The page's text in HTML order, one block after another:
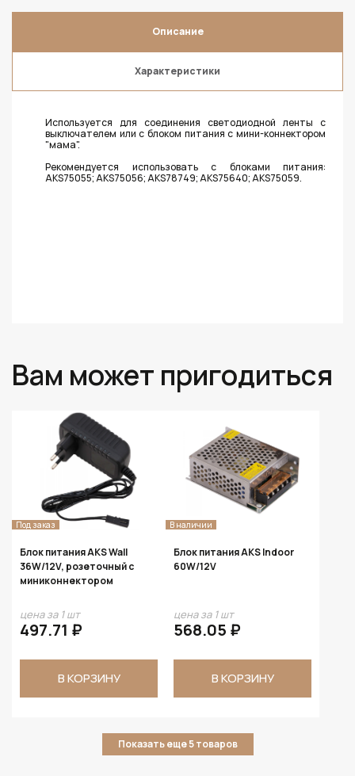
Описание
Характеристики
Используется для соединения светодиодной ленты с
выключателем или с блоком питания с мини-коннектором
"мама".
Рекомендуется использовать с блоками питания:
AKS75055; AKS75056; AKS78749; AKS75640; AKS75059.
Вам может пригодиться
Под заказ
Блок питания AKS Wall
36W/12V, розеточный с
миниконнектором
цена за 1 шт
497.71 ₽
В КОРЗИНУ
В наличии
Блок питания AKS Indoor
60W/12V
цена за 1 шт
568.05 ₽
В КОРЗИНУ
Показать еще 5 товаров